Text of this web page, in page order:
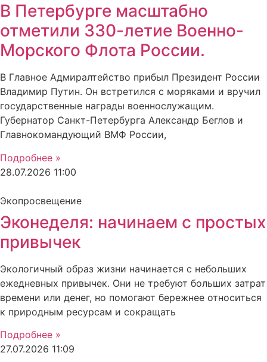
В Петербурге масштабно
отметили 330-летие Военно-
Морского Флота России.
В Главное Адмиралтейство прибыл Президент России
Владимир Путин. Он встретился с моряками и вручил
государственные награды военнослужащим.
Губернатор Санкт-Петербурга Александр Беглов и
Главнокомандующий ВМФ России,
Подробнее »
28.07.2026 11:00
Экопросвещение
Эконеделя: начинаем с простых
привычек
Экологичный образ жизни начинается с небольших
ежедневных привычек. Они не требуют больших затрат
времени или денег, но помогают бережнее относиться
к природным ресурсам и сокращать
Подробнее »
27.07.2026 11:09